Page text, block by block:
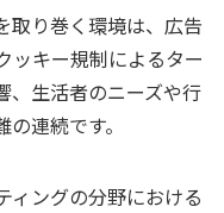
取り巻く環境は、広告
ッキー規制によるター
、生活者のニーズや行
連続です。
ィングの分野における